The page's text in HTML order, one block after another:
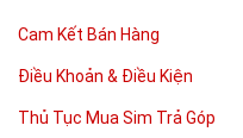
Cam Kết Bán Hàng
Điều Khoản & Điều Kiện
Thủ Tục Mua Sim Trả Góp